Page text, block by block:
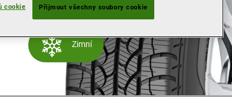
Zimní
cookie Přijmout všechny soubory cookie